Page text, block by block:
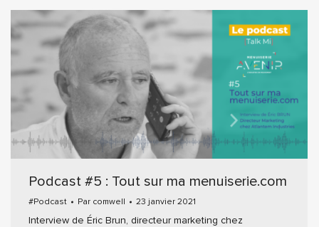
Podcast #5 : Tout sur ma menuiserie.com
#Podcast Par comwell 23 janvier 2021
Interview de Éric Brun, directeur marketing chez